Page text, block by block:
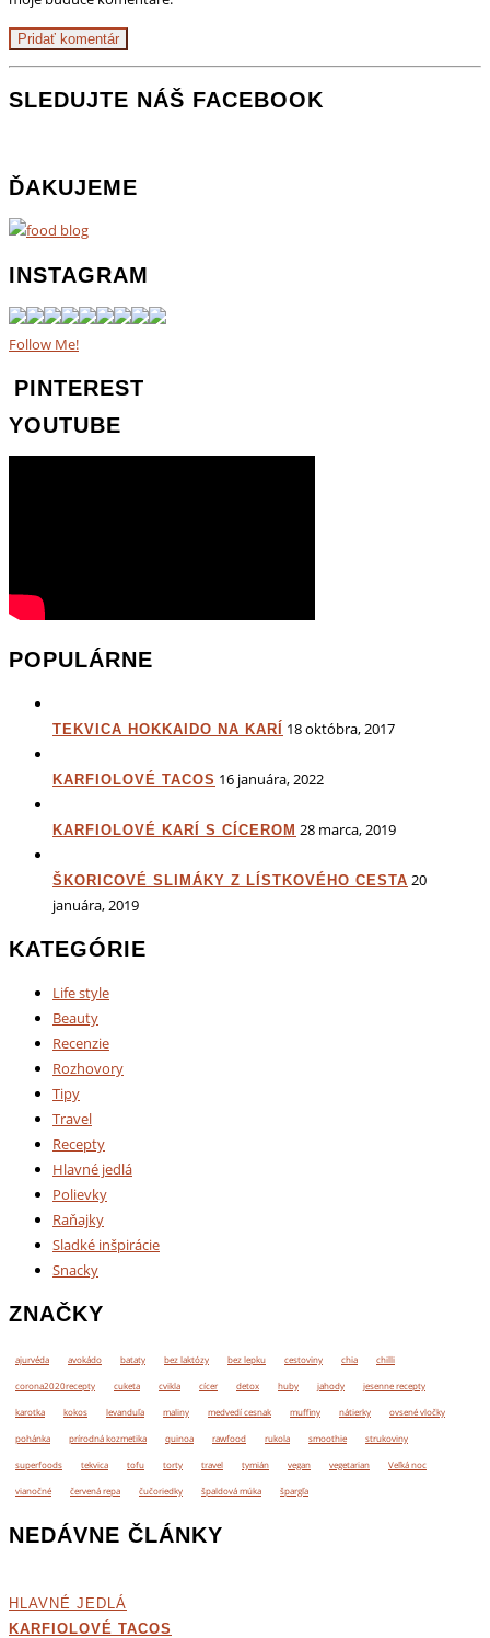
SLEDUJTE NÁŠ FACEBOOK
ĎAKUJEME
INSTAGRAM
Follow Me!
PINTEREST
YOUTUBE
POPULÁRNE
TEKVICA HOKKAIDO NA KARÍ 18 októbra, 2017
KARFIOLOVÉ TACOS 16 januára, 2022
KARFIOLOVÉ KARÍ S CÍCEROM 28 marca, 2019
ŠKORICOVÉ SLIMÁKY Z LÍSTKOVÉHO CESTA 20
januára, 2019
KATEGÓRIE
Life style
Beauty
Recenzie
Rozhovory
Tipy
Travel
Recepty
Hlavné jedlá
Polievky
Raňajky
Sladké inšpirácie
Snacky
ZNAČKY
ajurvéda avokádo bataty bez laktózy bez lepku cestoviny chia chilli
corona2020recepty cuketa cvikla cícer detox huby jahody jesenne recepty
karotka kokos levanduľa maliny medvedí cesnak muffiny nátierky ovsené vločky
pohánka prírodná kozmetika quinoa rawfood rukola smoothie strukoviny
superfoods tekvica tofu torty travel tymián vegan vegetarian Veľká noc
vianočné červená repa čučoriedky špaldová múka špargľa
NEDÁVNE ČLÁNKY
HLAVNÉ JEDLÁ
KARFIOLOVÉ TACOS